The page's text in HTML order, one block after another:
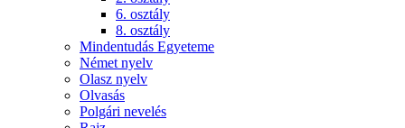
6. osztály
8. osztály
Mindentudás Egyeteme
Német nyelv
Olasz nyelv
Olvasás
Polgári nevelés